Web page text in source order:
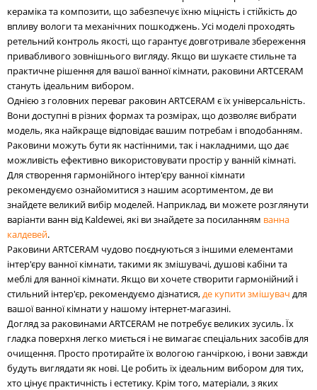
кераміка та композити, що забезпечує їхню міцність і стійкість до
впливу вологи та механічних пошкоджень. Усі моделі проходять
ретельний контроль якості, що гарантує довготривале збереження
привабливого зовнішнього вигляду. Якщо ви шукаєте стильне та
практичне рішення для вашої ванної кімнати, раковини ARTCERAM
стануть ідеальним вибором.
Однією з головних переваг раковин ARTCERAM є їх універсальність.
Вони доступні в різних формах та розмірах, що дозволяє вибрати
модель, яка найкраще відповідає вашим потребам і вподобанням.
Раковини можуть бути як настінними, так і накладними, що дає
можливість ефективно використовувати простір у ванній кімнаті.
Для створення гармонійного інтер'єру ванної кімнати
рекомендуємо ознайомитися з нашим асортиментом, де ви
знайдете великий вибір моделей. Наприклад, ви можете розглянути
варіанти ванн від Kaldewei, які ви знайдете за посиланням ванна
калдевей.
Раковини ARTCERAM чудово поєднуються з іншими елементами
інтер'єру ванної кімнати, такими як змішувачі, душові кабіни та
меблі для ванної кімнати. Якщо ви хочете створити гармонійний і
стильний інтер'єр, рекомендуємо дізнатися,де купити змішувач для
вашої ванної кімнати у нашому інтернет-магазині.
Догляд за раковинами ARTCERAM не потребує великих зусиль. Їх
гладка поверхня легко миється і не вимагає спеціальних засобів для
очищення. Просто протирайте їх вологою ганчіркою, і вони завжди
будуть виглядати як нові. Це робить їх ідеальним вибором для тих,
хто цінує практичність і естетику. Крім того, матеріали, з яких